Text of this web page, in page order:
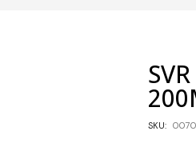
SKU: